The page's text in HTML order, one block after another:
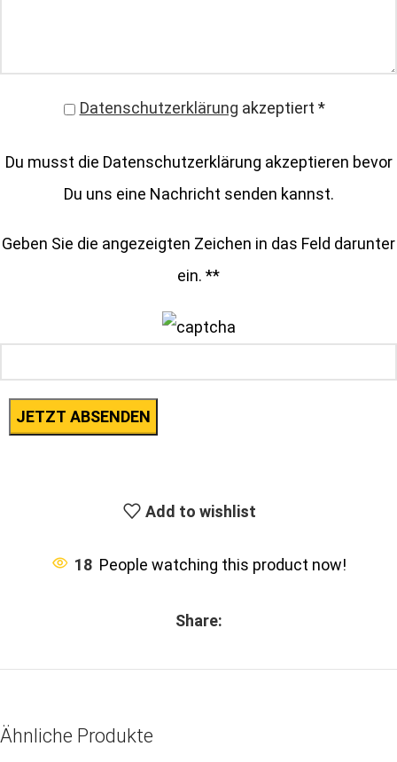
Datenschutzerklärung akzeptiert *
Du musst die Datenschutzerklärung akzeptieren bevor
Du uns eine Nachricht senden kannst.
Geben Sie die angezeigten Zeichen in das Feld darunter
ein. **
Add to wishlist
18 People watching this product now!
Share:
Ähnliche Produkte